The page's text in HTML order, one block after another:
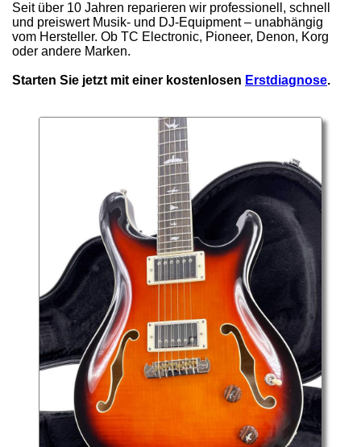
Seit über 10 Jahren reparieren wir professionell, schnell
und preiswert Musik- und DJ-Equipment – unabhängig
vom Hersteller. Ob TC Electronic, Pioneer, Denon, Korg
oder andere Marken.
Starten Sie jetzt mit einer kostenlosen Erstdiagnose.